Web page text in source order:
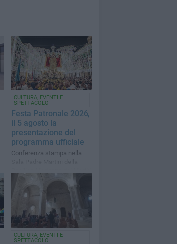
CULTURA, EVENTI E
SPETTACOLO
Festa Patronale 2026,
il 5 agosto la
presentazione del
programma ufficiale
Conferenza stampa nella
CULTURA, EVENTI E
SPETTACOLO